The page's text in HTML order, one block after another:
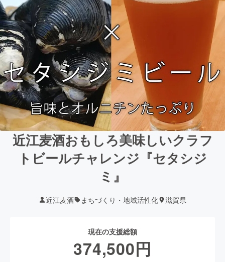
近江麦酒おもしろ美味しいクラフ
トビールチャレンジ『セタシジ
ミ』
近江麦酒 まちづくり・地域活性化 滋賀県
現在の支援総額
374,500円